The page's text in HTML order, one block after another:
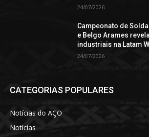
24/07/2026
Campeonato de
e Belgo Arames
industriais na Latam
24/07/2026
CATEGORIAS POPULARES
Notícias do AÇO
Notícias